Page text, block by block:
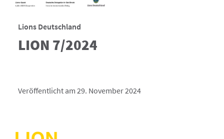
Lions Deutschland
LION 7/2024
Veröffentlicht am 29. November 2024